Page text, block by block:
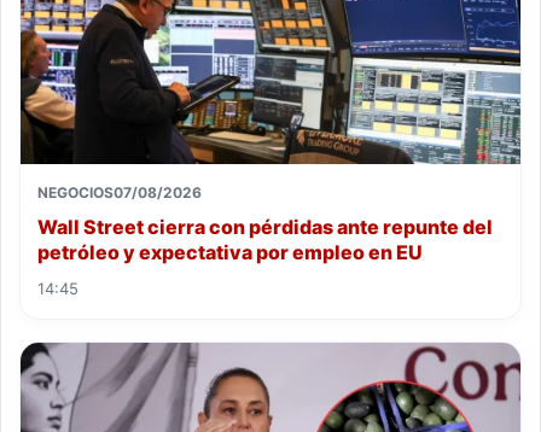
NEGOCIOS07/08/2026
Wall Street cierra con pérdidas ante repunte del
petróleo y expectativa por empleo en EU
14:45